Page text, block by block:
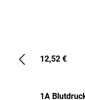
12,52 €
1A